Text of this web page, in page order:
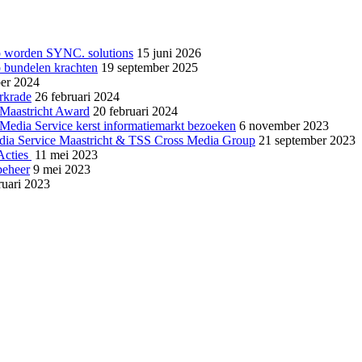
worden SYNC. solutions 15 juni 2026
krachten 19 september 2025
2024
26 februari 2024
Award 20 februari 2024
Service kerst informatiemarkt bezoeken 6 november 2023
Service Maastricht & TSS Cross Media Group 21 september 2023
11 mei 2023
9 mei 2023
2023